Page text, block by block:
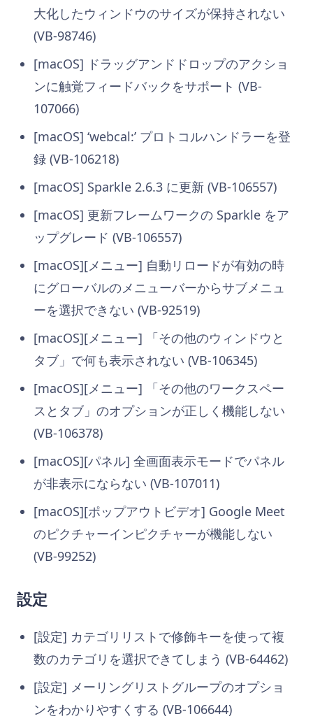
大化したウィンドウのサイズが保持されない
(VB-98746)
[macOS] ドラッグアンドドロップのアクショ
ンに触覚フィードバックをサポート (VB-
107066)
[macOS] ‘webcal:’ プロトコルハンドラーを登
録 (VB-106218)
[macOS] Sparkle 2.6.3 に更新 (VB-106557)
[macOS] 更新フレームワークの Sparkle をア
ップグレード (VB-106557)
[macOS][メニュー] 自動リロードが有効の時
にグローバルのメニューバーからサブメニュ
ーを選択できない (VB-92519)
[macOS][メニュー] 「その他のウィンドウと
タブ」で何も表示されない (VB-106345)
[macOS][メニュー] 「その他のワークスペー
スとタブ」のオプションが正しく機能しない
(VB-106378)
[macOS][パネル] 全画面表示モードでパネル
が非表示にならない (VB-107011)
[macOS][ポップアウトビデオ] Google Meet
のピクチャーインピクチャーが機能しない
(VB-99252)
設定
[設定] カテゴリリストで修飾キーを使って複
数のカテゴリを選択できてしまう (VB-64462)
[設定] メーリングリストグループのオプショ
ンをわかりやすくする (VB-106644)